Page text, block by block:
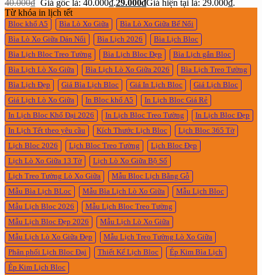
40.000₫ Giá gốc là: 40.000₫.29.000₫Giá hiện tại là: 29.000₫.
Từ khóa in lịch tết
Bloc khổ A5 Bìa Lò Xo Giữa
Bìa Lò Xo Giữa Bế Nổi
Bìa Lò Xo Giữa Dán Nổi
Bìa Lịch 2026
Bìa Lịch Bloc
Bìa Lịch Bloc Treo Tường
Bìa Lịch Bloc Đẹp
Bìa Lịch gắn Bloc
Bìa Lịch Lò Xo Giữa
Bìa Lịch Lò Xo Giữa 2026
Bìa Lịch Treo Tường
Bìa Lịch Đẹp
Giá Bìa Lịch Bloc Giá In Lịch Bloc
Giá Lịch Bloc
Giá Lịch Lò Xo Giữa
In Bloc khổ A5
In Lịch Bloc Giá Rẻ
In Lịch Bloc Khổ Đại 2026
In Lịch Bloc Treo Tường
In Lịch Bloc Đẹp
In Lịch Tết theo yêu cầu
Kích Thước Lịch Bloc
Lịch Bloc 365 Tờ
Lịch Bloc 2026
Lịch Bloc Treo Tường
Lịch Bloc Đẹp
Lịch Lò Xo Giữa 13 Tờ
Lịch Lò Xo Giữa Bộ Số
Lịch Treo Tường Lò Xo Giữa
Mẫu Bloc Lịch Bằng Gỗ
Mẫu Bìa Lịch BLoc
Mẫu Bìa Lịch Lò Xo Giữa
Mẫu Lịch Bloc
Mẫu Lịch Bloc 2026
Mẫu Lịch Bloc Treo Tường
Mẫu Lịch Bloc Đẹp 2026
Mẫu Lịch Lò Xo Giữa
Mẫu Lịch Lò Xo Giữa Đẹp
Mẫu Lịch Treo Tường Lò Xo Giữa
Phân phối Lịch Bloc Đại
Thiết Kế Lịch Bloc
Ép Kim Bìa Lịch
Ép Kim Lịch Bloc